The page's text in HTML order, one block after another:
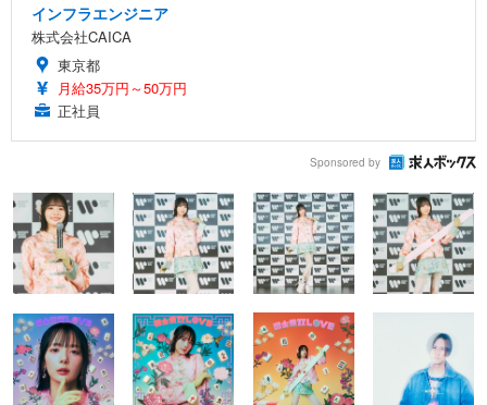
インフラエンジニア
株式会社CAICA
東京都
月給35万円～50万円
正社員
Sponsored by